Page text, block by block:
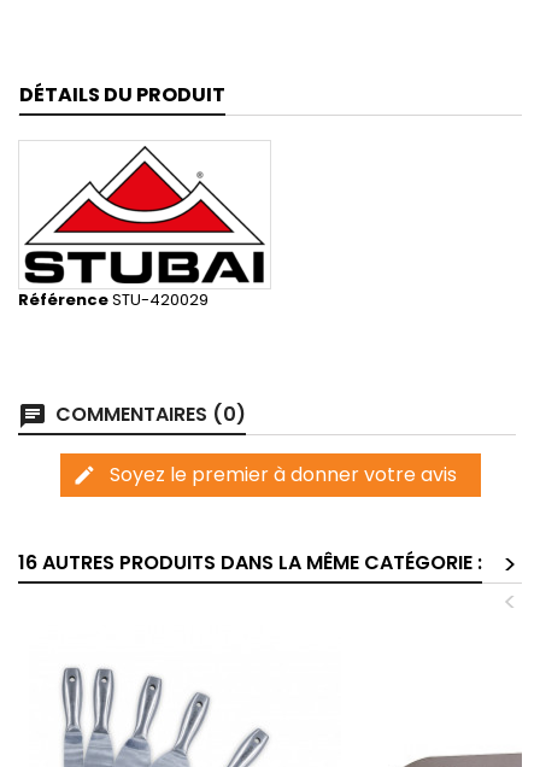
DÉTAILS DU PRODUIT
RéférenceSTU-420029
chat COMMENTAIRES (0)
edit Soyez le premier à donner votre avis
16 AUTRES PRODUITS DANS LA MÊME CATÉGORIE :
>
<